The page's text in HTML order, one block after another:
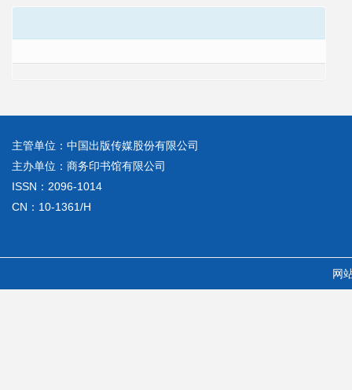
主管单位：中国出版传媒股份有限公司
主办单位：商务印书馆有限公司
ISSN：2096-1014
CN：10-1361/H
网